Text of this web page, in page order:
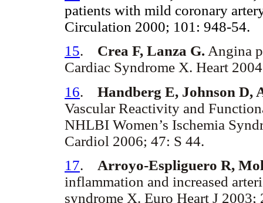
patients with mild coronary
Circulation 2000; 101: 948-54.
15. Crea F, Lanza G. Angina
Cardiac Syndrome X. Heart
16. Handberg E, Johnson D,
Vascular Reactivity and
NHLBI Women’s Ischemia
Cardiol 2006; 47: S 44.
17. Arroyo-Espliguero R,
inflammation and increased
syndrome X. Euro Heart J 2003;